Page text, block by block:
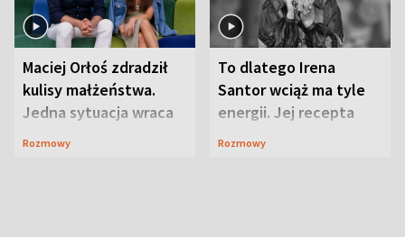
Maciej Orłoś zdradził
kulisy małżeństwa.
Jedna sytuacja wraca
jak bumerang
Rozmowy
To dlatego Irena
Santor wciąż ma tyle
energii. Jej recepta
jest zaskakująco
Rozmowy